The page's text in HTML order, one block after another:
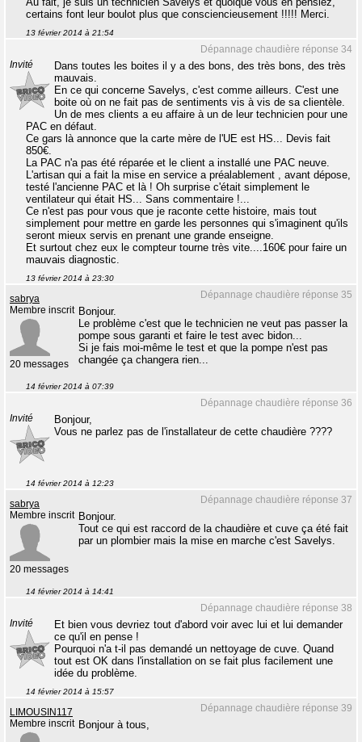
certains font leur boulot plus que consciencieusement !!!!! Merci.
13 février 2014 à 21:54
Dépannage chaudière réponse 34
Invité
Dans toutes les boites il y a des bons, des très bons, des très
mauvais.
En ce qui concerne Savelys, c'est comme ailleurs. C'est une
boite où on ne fait pas de sentiments vis à vis de sa clientèle.
Un de mes clients a eu affaire à un de leur technicien pour une
PAC en défaut.
Ce gars là annonce que la carte mère de l'UE est HS... Devis fait
850€.
La PAC n'a pas été réparée et le client a installé une PAC neuve.
L'artisan qui a fait la mise en service a préalablement , avant dépose,
testé l'ancienne PAC et là ! Oh surprise c'était simplement le
ventilateur qui était HS... Sans commentaire !...
Ce n'est pas pour vous que je raconte cette histoire, mais tout
simplement pour mettre en garde les personnes qui s'imaginent qu'ils
seront mieux servis en prenant une grande enseigne.
Et surtout chez eux le compteur tourne très vite....160€ pour faire un
mauvais diagnostic.
13 février 2014 à 23:30
Dépannage chaudière réponse 35
sabrya
Membre inscrit
20 messages
Bonjour.
Le problème c'est que le technicien ne veut pas passer la
pompe sous garanti et faire le test avec bidon...
Si je fais moi-même le test et que la pompe n'est pas
changée ça changera rien...
14 février 2014 à 07:39
Dépannage chaudière réponse 36
Invité
Bonjour,
Vous ne parlez pas de l'installateur de cette chaudière ????
14 février 2014 à 12:23
Dépannage chaudière réponse 37
sabrya
Membre inscrit
20 messages
Bonjour.
Tout ce qui est raccord de la chaudière et cuve ça été fait
par un plombier mais la mise en marche c'est Savelys.
14 février 2014 à 14:41
Dépannage chaudière réponse 38
Invité
Et bien vous devriez tout d'abord voir avec lui et lui demander
ce qu'il en pense !
Pourquoi n'a t-il pas demandé un nettoyage de cuve. Quand
tout est OK dans l'installation on se fait plus facilement une
idée du problème.
14 février 2014 à 15:57
Dépannage chaudière réponse 39
LIMOUSIN117
Membre inscrit Bonjour à tous,